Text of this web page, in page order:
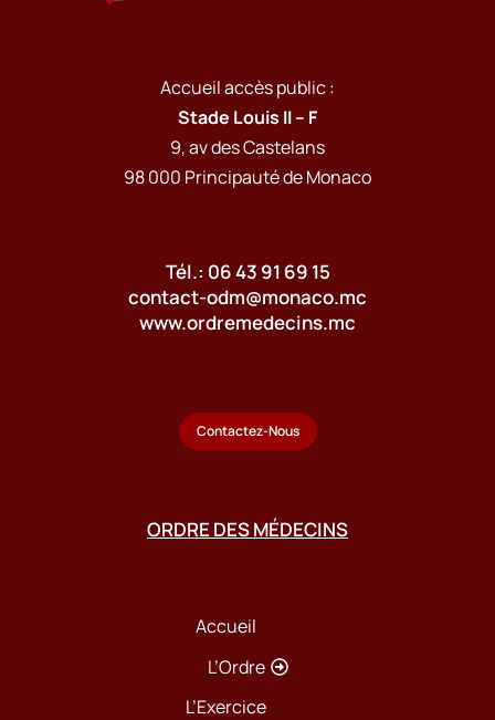
Accueil accès public :
Stade Louis II – F
9, av des Castelans
98 000 Principauté de Monaco
Tél.: 06 43 91 69 15
contact-odm@monaco.mc
www.ordremedecins.mc
Contactez-Nous
ORDRE DES MÉDECINS
Accueil
L’Ordre
L’Exercice